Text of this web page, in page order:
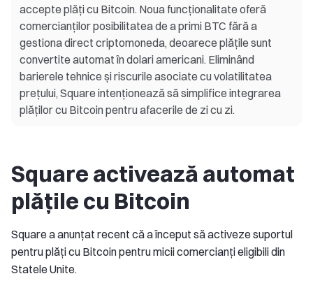
accepte plăți cu Bitcoin. Noua funcționalitate oferă
comercianților posibilitatea de a primi BTC fără a
gestiona direct criptomoneda, deoarece plățile sunt
convertite automat în dolari americani. Eliminând
barierele tehnice și riscurile asociate cu volatilitatea
prețului, Square intenționează să simplifice integrarea
plăților cu Bitcoin pentru afacerile de zi cu zi.
Square activează automat
plățile cu Bitcoin
Square a anunțat recent că a început să activeze suportul
pentru plăți cu Bitcoin pentru micii comercianți eligibili din
Statele Unite.